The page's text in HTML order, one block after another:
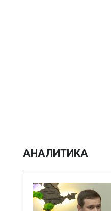
АНАЛИТИКА